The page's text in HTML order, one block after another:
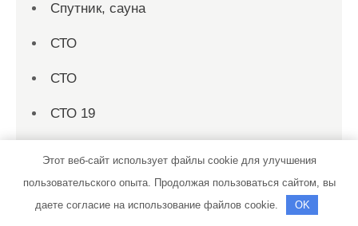
Спутник, сауна
СТО
СТО
СТО 19
Стройматериалы в Локотках, магазин
строительных материалов
Этот веб-сайт использует файлы cookie для улучшения
пользовательского опыта. Продолжая пользоваться сайтом, вы
даете согласие на использование файлов cookie.
OK